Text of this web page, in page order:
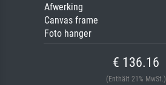
Afwerking
Canvas frame
Foto hanger
€ 136.16
(Enthält 21% MwSt.)